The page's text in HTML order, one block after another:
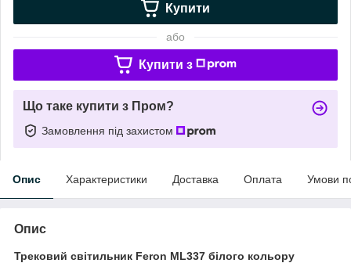
Купити
або
Купити з
Що таке купити з Пром?
Замовлення під захистом
Опис Характеристики Доставка Оплата Умови
Опис
Трековий світильник Feron ML337 білого кольору